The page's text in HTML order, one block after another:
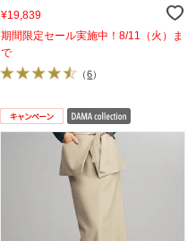
¥19,839
期間限定セール実施中！8/11（火）ま
で
（6）